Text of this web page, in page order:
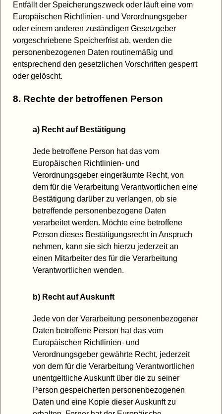
Entfällt der Speicherungszweck oder läuft eine vom
Europäischen Richtlinien- und Verordnungsgeber
oder einem anderen zuständigen Gesetzgeber
vorgeschriebene Speicherfrist ab, werden die
personenbezogenen Daten routinemäßig und
entsprechend den gesetzlichen Vorschriften gesperrt
oder gelöscht.
8. Rechte der betroffenen Person
a) Recht auf Bestätigung
Jede betroffene Person hat das vom
Europäischen Richtlinien- und
Verordnungsgeber eingeräumte Recht, von
dem für die Verarbeitung Verantwortlichen eine
Bestätigung darüber zu verlangen, ob sie
betreffende personenbezogene Daten
verarbeitet werden. Möchte eine betroffene
Person dieses Bestätigungsrecht in Anspruch
nehmen, kann sie sich hierzu jederzeit an
einen Mitarbeiter des für die Verarbeitung
Verantwortlichen wenden.
b) Recht auf Auskunft
Jede von der Verarbeitung personenbezogener
Daten betroffene Person hat das vom
Europäischen Richtlinien- und
Verordnungsgeber gewährte Recht, jederzeit
von dem für die Verarbeitung Verantwortlichen
unentgeltliche Auskunft über die zu seiner
Person gespeicherten personenbezogenen
Daten und eine Kopie dieser Auskunft zu